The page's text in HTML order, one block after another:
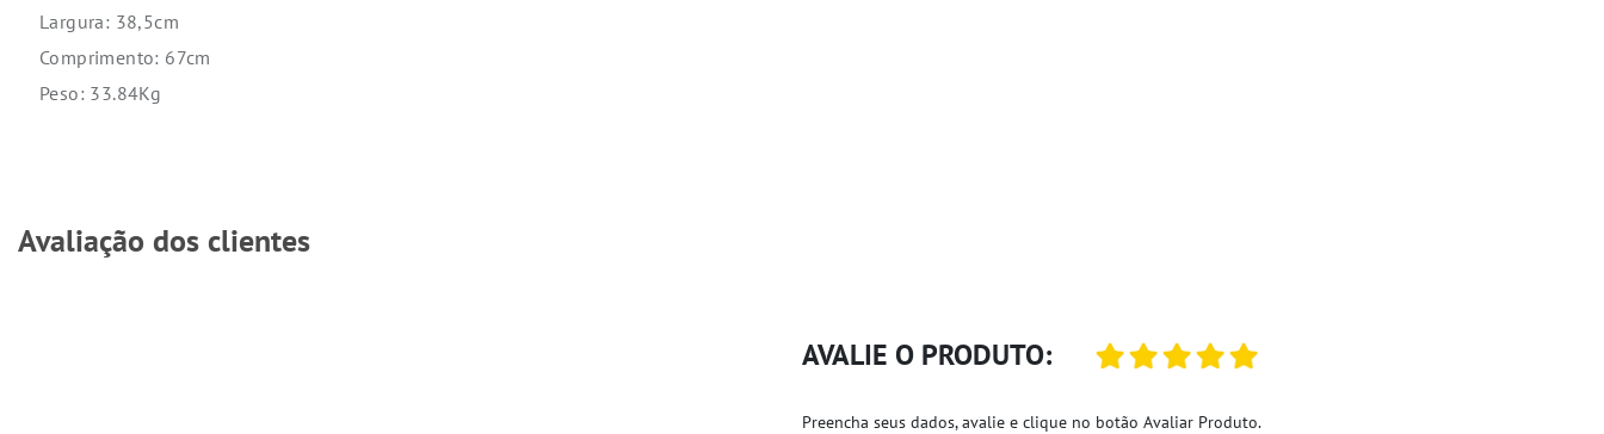
Largura: 38,5cm
Comprimento: 67cm
Peso: 33.84Kg
Avaliação dos clientes
AVALIE O PRODUTO:
Preencha seus dados, avalie e clique no botão Avaliar Produto.